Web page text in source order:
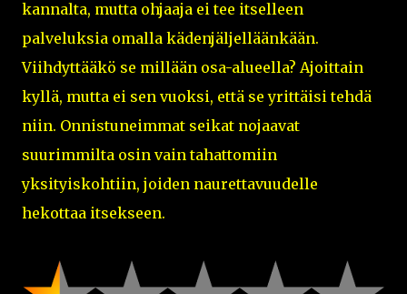
kannalta, mutta ohjaaja ei tee itselleen
palveluksia omalla kädenjäljelläänkään.
Viihdyttääkö se millään osa-alueella? Ajoittain
kyllä, mutta ei sen vuoksi, että se yrittäisi tehdä
niin. Onnistuneimmat seikat nojaavat
suurimmilta osin vain tahattomiin
yksityiskohtiin, joiden naurettavuudelle
hekottaa itsekseen.